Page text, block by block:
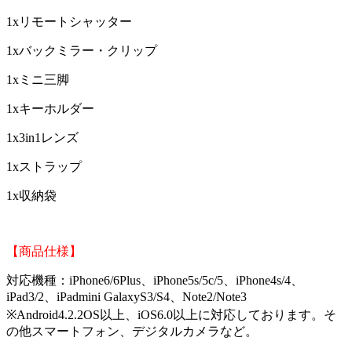
1xリモートシャッター
1xバックミラー・クリップ
1xミニ三脚
1xキーホルダー
1x3in1レンズ
1xストラップ
1x収納袋
【商品仕様】
対応機種：iPhone6/6Plus、iPhone5s/5c/5、iPhone4s/4、
iPad3/2、iPadmini GalaxyS3/S4、Note2/Note3
※Android4.2.2OS以上、iOS6.0以上に対応しております。 そ
の他スマートフォン、デジタルカメラなど。